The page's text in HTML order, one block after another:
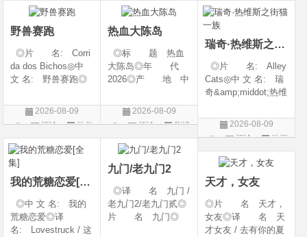
野兽赛跑
◎片 名: Corri
da dos Bichos◎中
文 名: 野兽赛跑◎
ace◎年 代: 20
26◎产 地: 巴
作 / 科幻 / 惊悚 / 犯
罪 / 冒险◎语
2026-08-09
评论
动作
片
热血大陈岛
◎标 题 热血
大陈岛◎年 代
2026◎产 地 中
剧情◎语 言 汉
语普通话◎上映日
大陆网络)◎豆瓣链
接 https://movie.
2026-08-09
评论
剧情
片
瑞奇·热维斯之街猫一族
◎片 名: Alley
Cats◎中 文 名: 瑞
奇&amp;middot;热维
代: 2026◎产
地: 英国◎类
短片◎语 言:
英语◎上映日期:
2026-08-09
评论
动画
片
我的荒糖恋爱[全集]
◎中 文 名: 我的
荒糖恋爱◎译
名: Lovestruck / 这
九门/老九门2
◎译 名 九门 /
老九门2/老九门贰◎
片 名 九门◎
天才，女友
◎片 名 天才，
女友◎译 名 天
才女友 / 去有你的夏